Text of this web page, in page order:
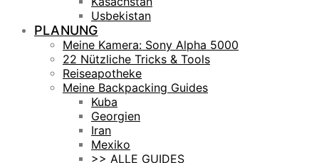
Usbekistan
PLANUNG
Meine Kamera: Sony Alpha 5000
22 Nützliche Tricks & Tools
Reiseapotheke
Meine Backpacking Guides
Kuba
Georgien
Iran
Mexiko
>> ALLE GUIDES